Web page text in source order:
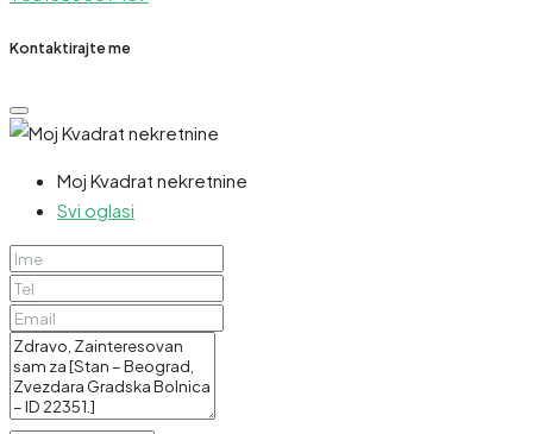
Kontaktirajte me
Moj Kvadrat nekretnine
Svi oglasi